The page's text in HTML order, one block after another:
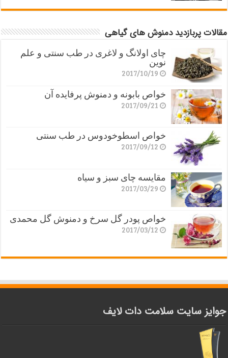
مقالات پربازدید دمنوش های گیاهی
چای اولانگ و لاغری در طب سنتی و علم
نوین
2017/10/19
خواص بابونه و دمنوش پرفایده آن
2017/09/21
خواص اسطوخودوس در طب سنتی
2017/09/12
مقایسه چای سبز و سیاه
2017/03/29
خواص پودر گل سرخ و دمنوش گل محمدی
2017/03/12
جوایز سایت سلامت دات لایف